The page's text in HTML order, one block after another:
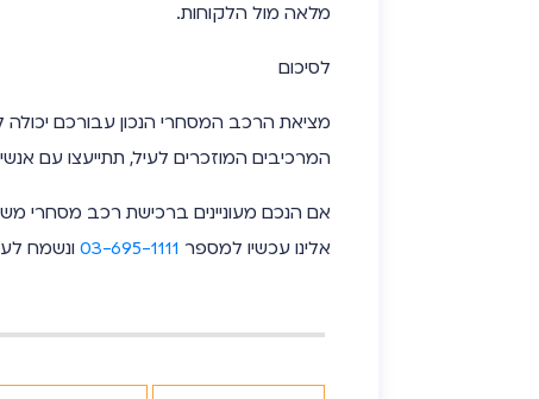
מלאה מול הלקוחות.
לסיכום
מציאת הרכב המסחרי הנכון עבורכם
המרכיבים המוזכרים לעיל, תתייעצו עם
אם הנכם מעוניינים ברכישת רכב מסחרי
אלינו עכשיו למספר 03-695-1111 ונשמח